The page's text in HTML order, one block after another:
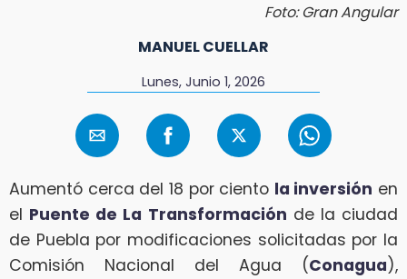
Foto: Gran Angular
MANUEL CUELLAR
Lunes, Junio 1, 2026
Aumentó cerca del 18 por ciento la inversión en
el Puente de La Transformación de la ciudad
de Puebla por modificaciones solicitadas por la
Comisión Nacional del Agua (Conagua),